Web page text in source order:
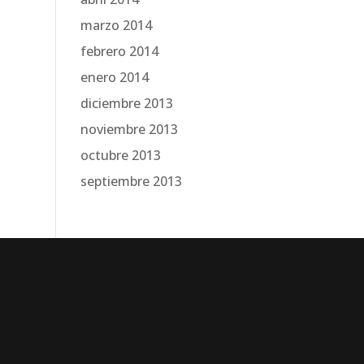
marzo 2014
febrero 2014
enero 2014
diciembre 2013
noviembre 2013
octubre 2013
septiembre 2013